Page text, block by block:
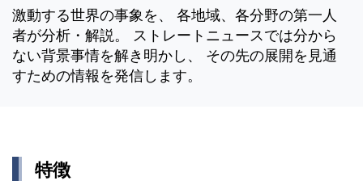
激動する世界の事象を、 各地域、各分野の第一人
者が分析・解説。 ストレートニュースでは分から
ない背景事情を解き明かし、 その先の展開を見通
すための情報を発信します。
特徴